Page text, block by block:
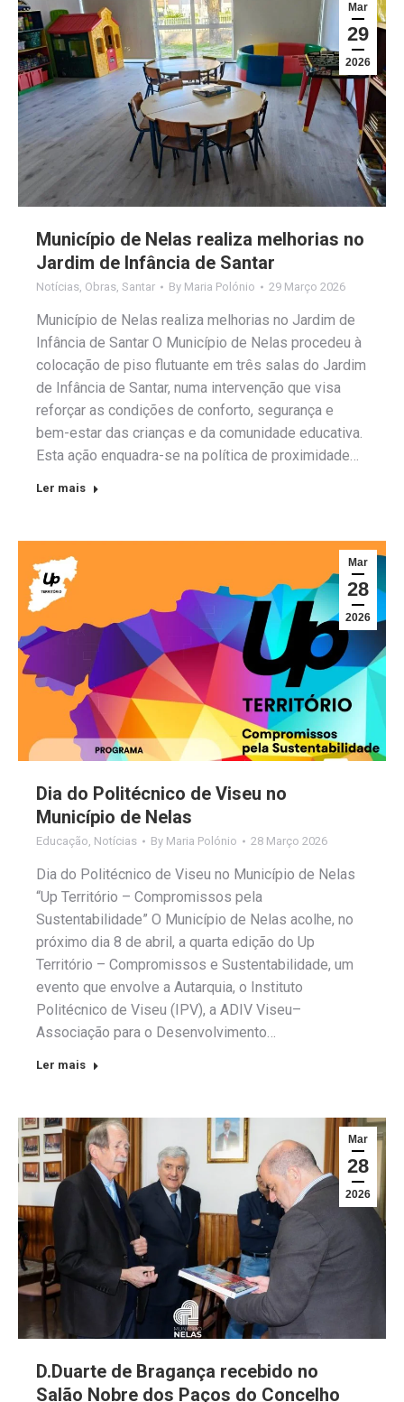
Mar
29
2026
Município de Nelas realiza melhorias no
Jardim de Infância de Santar
Notícias Obras Santar By Maria Polónio 29 Março 2026
Município de Nelas realiza melhorias no Jardim de
Infância de Santar O Município de Nelas procedeu à
colocação de piso flutuante em três salas do Jardim
de Infância de Santar, numa intervenção que visa
reforçar as condições de conforto, segurança e
bem-estar das crianças e da comunidade educativa.
Esta ação enquadra-se na política de proximidade…
Ler mais
Mar
28
2026
Dia do Politécnico de Viseu no
Município de Nelas
Educação, Notícias By Maria Polónio 28 Março 2026
Dia do Politécnico de Viseu no Município de Nelas
“Up Território – Compromissos pela
Sustentabilidade” O Município de Nelas acolhe, no
próximo dia 8 de abril, a quarta edição do Up
Território – Compromissos e Sustentabilidade, um
evento que envolve a Autarquia, o Instituto
Politécnico de Viseu (IPV), a ADIV Viseu–
Associação para o Desenvolvimento…
Ler mais
Mar
28
2026
D.Duarte de Bragança recebido no
Salão Nobre dos Paços do Concelho